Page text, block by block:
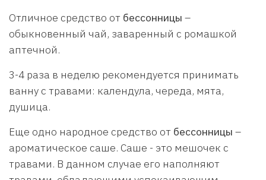
Отличное средство от бессонницы –
обыкновенный чай, заваренный с ромашкой
аптечной.
3-4 раза в неделю рекомендуется принимать
ванну с травами: календула, череда, мята,
душица.
Еще одно народное средство от бессонницы –
ароматическое саше. Саше - это мешочек с
травами. В данном случае его наполняют